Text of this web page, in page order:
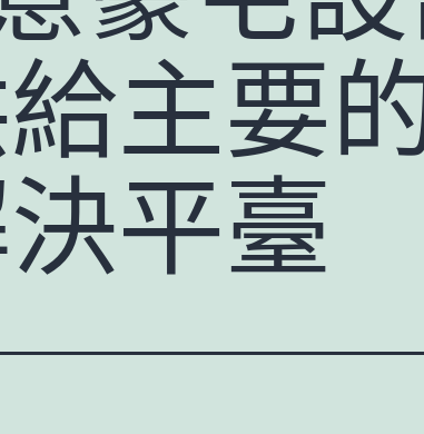
主要
平臺